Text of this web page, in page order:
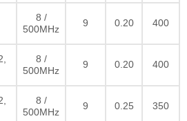
8 /
500MHz
9 0.20 400
8 /
500MHz
9 0.20 400
8 /
500MHz
9 0.25 350